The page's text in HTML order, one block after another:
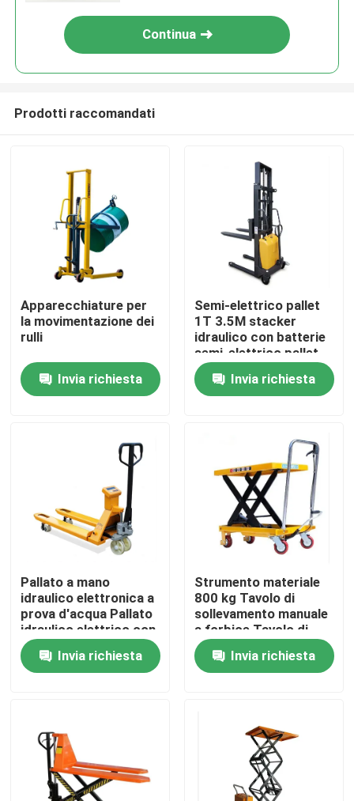
Casa
Prodotti
Visita alla fabbrica
Controllo Qualità
Contattaci
Notizie
Macchinari per le aziende agricole
Macchine per la logistica
Continua
Prodotti raccomandati
Apparecchiature per
la movimentazione dei
rulli
Invia richiesta
Semi-elettrico pallet
1T 3.5M stacker
idraulico con batterie
semi-elettrico pallet
stacker
Invia richiesta
Pallato a mano
idraulico elettronica a
prova d'acqua Pallato
idraulico elettrico con
carrello elevatore
elettrico semplice
Invia richiesta
Strumento materiale
800 kg Tavolo di
sollevamento manuale
a forbice Tavolo di
sollevamento a
piattaforma idraulica
Invia richiesta